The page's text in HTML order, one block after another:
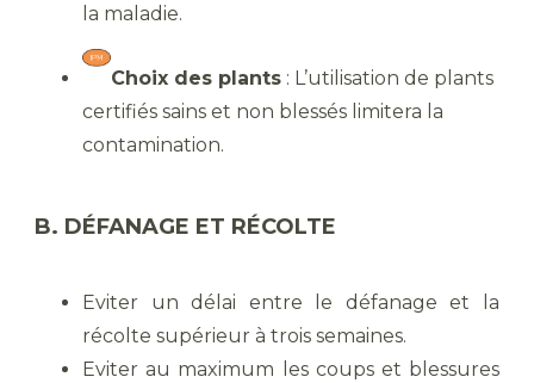
la maladie.
Choix des plants : L’utilisation de plants
certifiés sains et non blessés limitera la
contamination.
B. DÉFANAGE ET RÉCOLTE
Eviter un délai entre le défanage et la
récolte supérieur à trois semaines.
Eviter au maximum les coups et blessures